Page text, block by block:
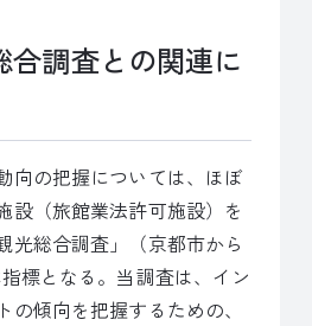
合調査との関連に
向の把握については、ほぼ
設（旅館業法許可施設）を
光総合調査」（京都市から
標となる。当調査は、イン
傾向を把握するための、